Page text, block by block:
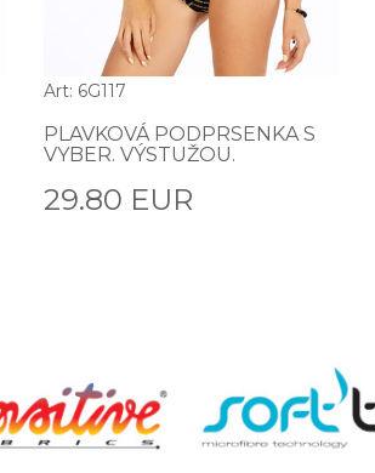
Art: 6G117
PLAVKOVÁ PODPRSENKA S
VYBER. VÝSTUŽOU.
29.80 EUR